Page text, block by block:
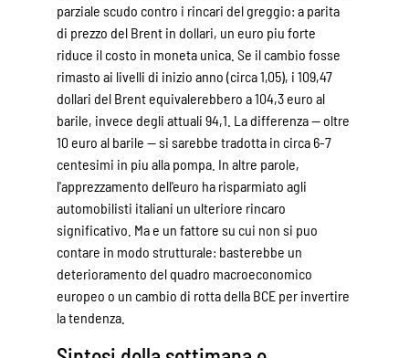
parziale scudo contro i rincari del greggio: a parita
di prezzo del Brent in dollari, un euro piu forte
riduce il costo in moneta unica. Se il cambio fosse
rimasto ai livelli di inizio anno (circa 1,05), i 109,47
dollari del Brent equivalerebbero a 104,3 euro al
barile, invece degli attuali 94,1. La differenza — oltre
10 euro al barile — si sarebbe tradotta in circa 6-7
centesimi in piu alla pompa. In altre parole,
l'apprezzamento dell'euro ha risparmiato agli
automobilisti italiani un ulteriore rincaro
significativo. Ma e un fattore su cui non si puo
contare in modo strutturale: basterebbe un
deterioramento del quadro macroeconomico
europeo o un cambio di rotta della BCE per invertire
la tendenza.